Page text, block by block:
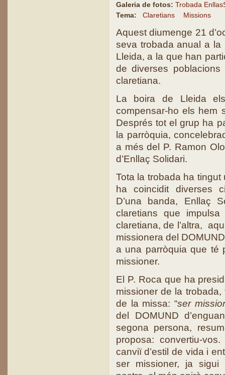
Galeria de fotos: Trobada
Tema:
Claretians Missions
Aquest diumenge 21
seva trobada anual a la
Lleida, a la que han
de diverses
claretiana.
La boira de Lleida
compensar-ho els hem
Després tot el grup ha
la parròquia,
a més del P. Ramon
d’Enllaç Solidari.
Tota la trobada ha
ha coincidit diverses
D’una banda, Enllaç
claretians que
claretiana, de l’altra,
missionera del
a una parròquia que té
missioner.
El P. Roca que ha
missioner de la
de la missa: “ser
del DOMUND
segona persona,
proposa: convertiu-
canviï d’estil de vida i
ser missioner, ja